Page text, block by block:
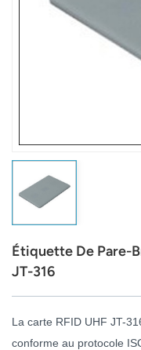
Étiquette De Pare-
JT-316
La carte RFID UHF JT-
conforme au protocole